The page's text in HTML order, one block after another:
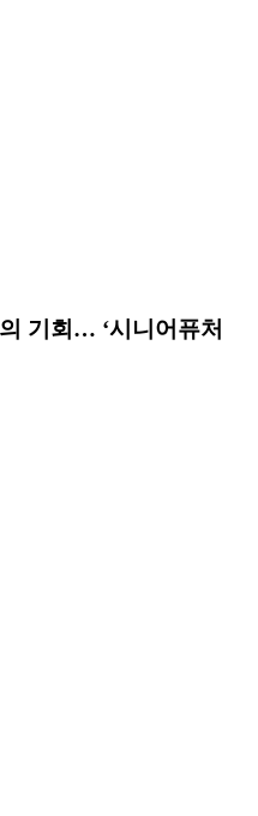
기회… ‘시니어퓨처